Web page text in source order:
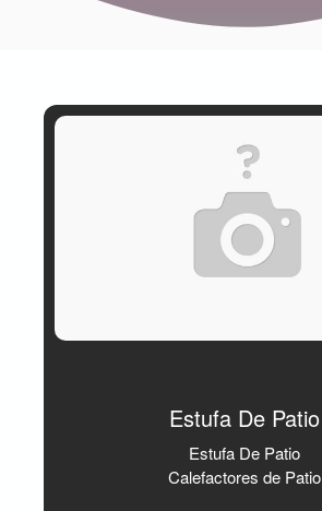
Estufa De Patio
Estufa De Patio
Calefactores de Patio